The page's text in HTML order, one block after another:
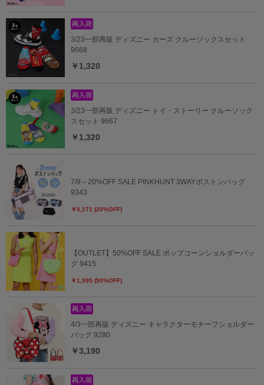
3/23一部再販 ディズニー カーズ クルーソックスセット
9668
￥1,320
3/23一部再販 ディズニー トイ・ストーリー クルーソック
スセット 9667
￥1,320
7/9～20%OFF SALE PINKHUNT 3WAYボストンバッグ
9343
￥5,271 (20%OFF)
【OUTLET】50%OFF SALE ポップコーンショルダーバッ
グ 9415
￥1,595 (50%OFF)
4/3一部再販 ディズニー キャラクターモチーフショルダー
バッグ 9280
￥3,190